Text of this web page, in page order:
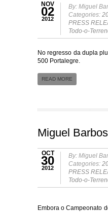
NOV
02
2012
By: Miguel
Categories:
PRESS
Todo-o-
No regresso da dupla
500 Portalegre.
READ MORE
Miguel
OCT
30
2012
By: Miguel
Categories:
PRESS
Todo-o-
Embora o Campeonato